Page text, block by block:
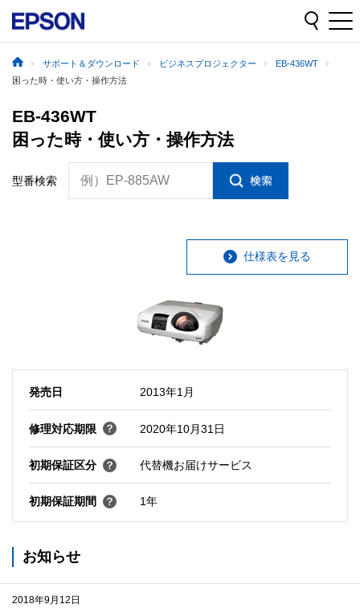
サポート＆ダウンロード ビジネスプロジェクター
EB-436WT
困った時・使い方・操作方法
EB-436WT
困った時・使い方・操作方法
型番検索 例）EP-885AW
仕様表を見る
発売日 2013年1月
修理対応期限 2020年10月31日
初期保証区分 代替機お届けサービス
初期保証期間 1年
お知らせ
2018年9月12日